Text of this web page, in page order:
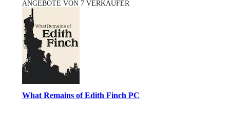
ANGEBOTE VON 7 VERKÄUFER
What Remains of Edith Finch PC